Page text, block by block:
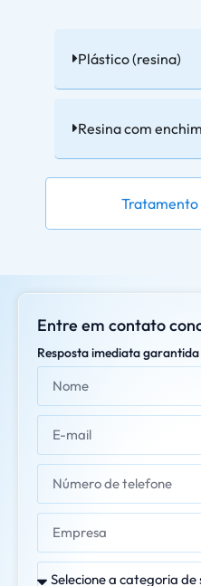
Tratamento
Plástico (resina)
Resina com
Entre em contato
Resposta imediata garantida